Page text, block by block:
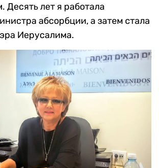
Десять лет я работала
абсорбции, а затем стала
Иерусалима.